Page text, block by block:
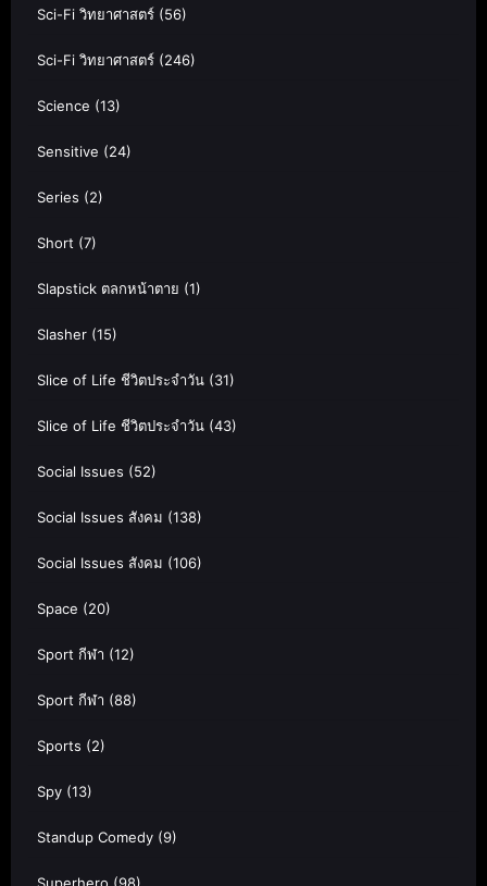
Sci-Fi วิทยาศาสตร์ (56)
Sci-Fi วิทยาศาสตร์ (246)
Science (13)
Sensitive (24)
Series (2)
Short (7)
Slapstick ตลกหน้าตาย (1)
Slasher (15)
Slice of Life ชีวิตประจำวัน (31)
Slice of Life ชีวิตประจำวัน (43)
Social Issues (52)
Social Issues สังคม (138)
Social Issues สังคม (106)
Space (20)
Sport กีฬา (12)
Sport กีฬา (88)
Sports (2)
Spy (13)
Standup Comedy (9)